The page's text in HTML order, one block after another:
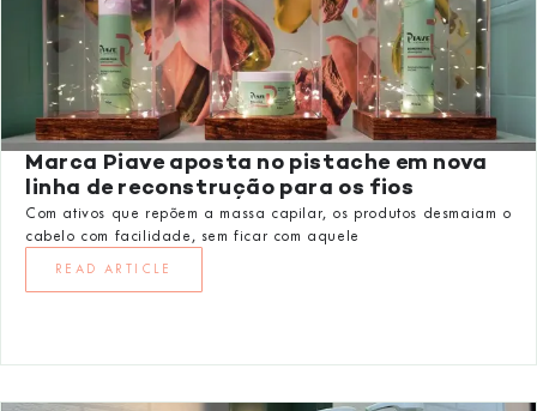
Marca Piave aposta no pistache em nova
linha de reconstrução para os fios
Com ativos que repõem a massa capilar, os produtos desmaiam o
cabelo com facilidade, sem ficar com aquele
READ ARTICLE